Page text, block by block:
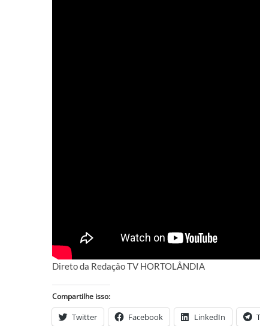
Direto da Redação TV HORTOLÂNDIA
Compartilhe isso:
Twitter Facebook LinkedIn